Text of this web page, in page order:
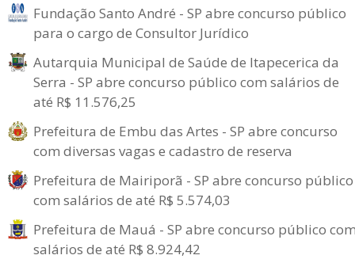
Fundação Santo André - SP abre concurso público
para o cargo de Consultor Jurídico
Autarquia Municipal de Saúde de Itapecerica da
Serra - SP abre concurso público com salários de
até R$ 11.576,25
Prefeitura de Embu das Artes - SP abre concurso
com diversas vagas e cadastro de reserva
Prefeitura de Mairiporã - SP abre concurso público
com salários de até R$ 5.574,03
Prefeitura de Mauá - SP abre concurso público
salários de até R$ 8.924,42